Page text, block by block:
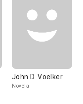
John D. Voelker
Novela